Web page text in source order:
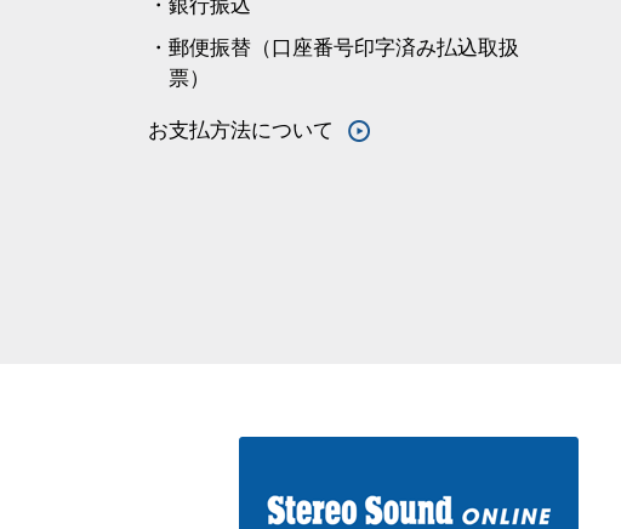
・銀行振込
・郵便振替（口座番号印字済み払込取扱
票）
お支払方法について